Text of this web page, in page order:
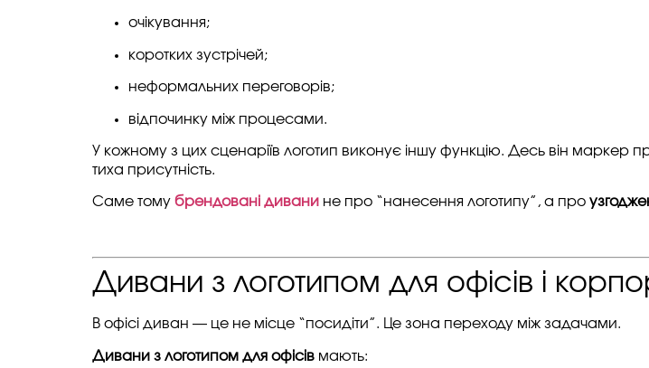
очікування;
коротких зустрічей;
неформальних переговорів;
відпочинку між процесами.
У кожному з цих сценаріїв логотип виконує іншу функцію. Десь він
тиха присутність.
Саме тому брендовані дивани не про “нанесення логотипу”, а про
Дивани з логотипом для офісів і
В офісі диван — це не місце “посидіти”. Це зона переходу між задачами.
Дивани з логотипом для офісів мають: